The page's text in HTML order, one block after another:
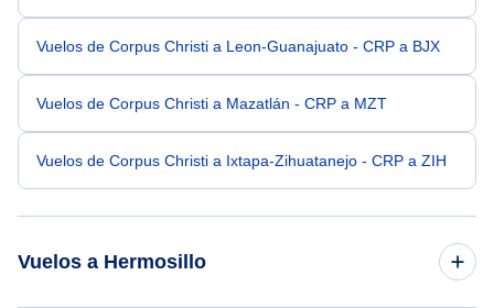
Vuelos de Corpus Christi a Leon-Guanajuato - CRP a BJX
Vuelos de Corpus Christi a Mazatlán - CRP a MZT
Vuelos de Corpus Christi a Ixtapa-Zihuatanejo - CRP a ZIH
Vuelos a Hermosillo